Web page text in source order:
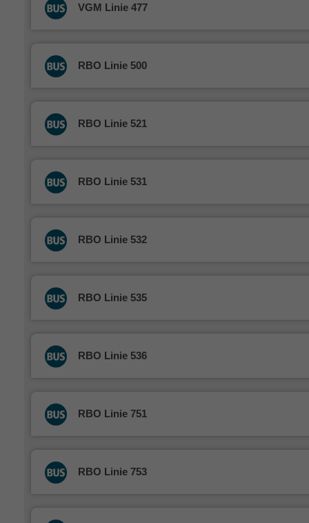
VGM Linie 477
RBO Linie 500
RBO Linie 521
RBO Linie 531
RBO Linie 532
RBO Linie 535
RBO Linie 536
RBO Linie 751
RBO Linie 753